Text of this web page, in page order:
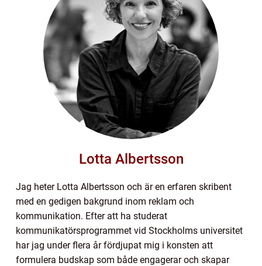
Lotta Albertsson
Jag heter Lotta Albertsson och är en erfaren skribent
med en gedigen bakgrund inom reklam och
kommunikation. Efter att ha studerat
kommunikatörsprogrammet vid Stockholms universitet
har jag under flera år fördjupat mig i konsten att
formulera budskap som både engagerar och skapar